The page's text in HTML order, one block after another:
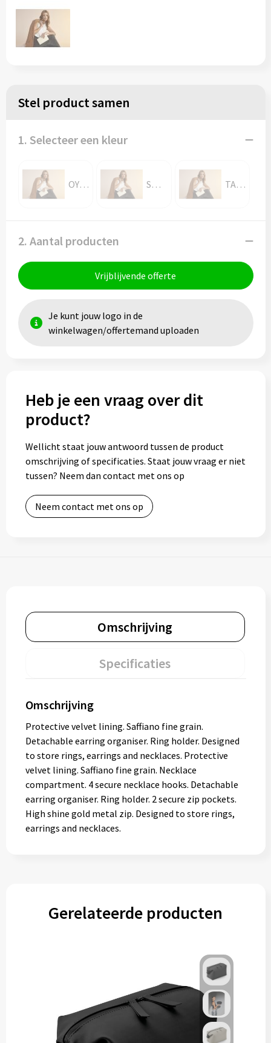
Stel product samen
1. Selecteer een kleur
OYSTER SOFT PINK TAUPE
2. Aantal producten
Vrijblijvende offerte
Je kunt jouw logo in de
winkelwagen/offertemand uploaden
Heb je een vraag over dit
product?
Wellicht staat jouw antwoord tussen de product
omschrijving of specificaties. Staat jouw vraag er niet
tussen? Neem dan contact met ons op
Neem contact met ons op
Omschrijving
Specificaties
Omschrijving
Protective velvet lining. Saffiano fine grain.
Detachable earring organiser. Ring holder. Designed
to store rings, earrings and necklaces. Protective
velvet lining. Saffiano fine grain. Necklace
compartment. 4 secure necklace hooks. Detachable
earring organiser. Ring holder. 2 secure zip pockets.
High shine gold metal zip. Designed to store rings,
earrings and necklaces.
Gerelateerde producten